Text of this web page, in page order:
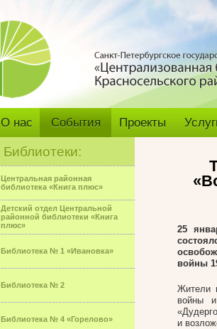
О нас События Проекты
Библиотеки:
Центральная районная
библиотека «Книга плюс»
Детский отдел Центральной
районной библиотеки «Книга
плюс»
Библиотека № 1 «Ивановка»
Библиотека № 2
Библиотека № 4 «Горелово»
25
войны
Жители
войны
и